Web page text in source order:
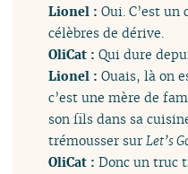
Lionel :Oui. C’est
célèbres de dérive.
OliCat : Qui dure
Lionel :Ouais, là on
c’est une mère de
son fils dans sa
trémousser surLet’s
OliCat : Donc un truc